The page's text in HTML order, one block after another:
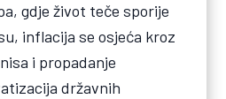
gdje život teče sporije
inflacija se osjeća kroz
i propadanje
državnih